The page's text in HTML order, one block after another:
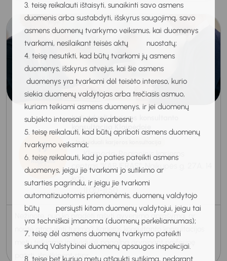
3. teisę reikalauti ištaisyti, sunaikinti savo asmens
duomenis arba sustabdyti, išskyrus saugojimą, savo
asmens duomenų tvarkymo veiksmus, kai duomenys
tvarkomi, nesilaikant teisės aktų nuostatų;
4. teisę nesutikti, kad būtų tvarkomi jų asmens
duomenys, išskyrus atvejus, kai šie asmens
duomenys yra tvarkomi dėl teisėto intereso, kurio
siekia duomenų valdytojas arba trečiasis asmuo,
kuriam teikiami asmens duomenys, ir jei duomenų
subjekto interesai nėra svarbesni;
5. teisę reikalauti, kad būtų apriboti asmens duomenų
tvarkymo veiksmai;
6. teisę reikalauti, kad jo paties pateikti asmens
duomenys, jeigu jie tvarkomi jo sutikimo ar
sutarties pagrindu, ir jeigu jie tvarkomi
automatizuotomis priemonėmis, duomenų valdytojo
būtų persiųsti kitam duomenų valdytojui, jeigu tai
yra techniškai įmanoma (duomenų perkeliamumas);
7. teisę dėl asmens duomenų tvarkymo pateikti
skundą Valstybinei duomenų apsaugos inspekcijai.
8. teisę bet kuriuo metu atšaukti sutikimą, nedarant
19
Rugpjūtis
Individuali karjeros konsultanto
konsultacija Klaipėdoje
Individuali karjeros konsultacija
Klaipėda, Regioninis karjeros
centras "KARJERAS", Naikupės g. 27A, 14
kab.
11:00-11:50
Nežinote, nuo ko pradėti rašyti gyvenimo aprašymą, ar
norite atnaujinti turimą? Karjeros konsultanto konsultacijos
metu teikiama individuali pagalba gryninant profesinę
patirtį, išryškinant stipr...